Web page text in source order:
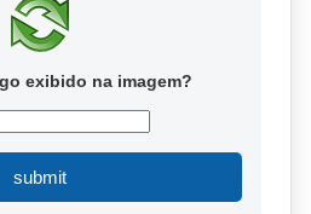
exibido na imagem?
submit